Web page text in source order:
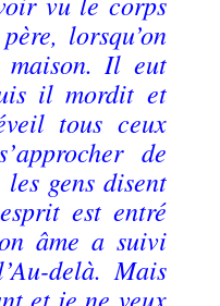
lorsqu’on
Il eut
il mordit et
tous ceux
de
gens disent
est entré
âme a suivi
delà. Mais
et je ne veux